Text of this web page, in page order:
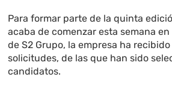
Para formar parte de la quinta
acaba de comenzar esta semana
de S2 Grupo, la empresa ha recibido
solicitudes, de las que han sido
candidatos.